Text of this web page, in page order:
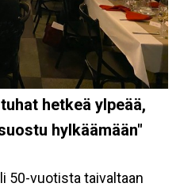
hetkeä ylpeää,
hylkäämään"
50-vuotista taivaltaan